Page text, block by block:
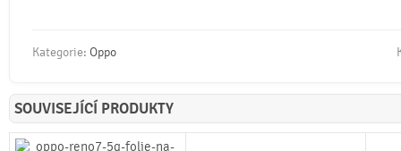
Kategorie: Oppo
SOUVISEJÍCÍ PRODUKTY